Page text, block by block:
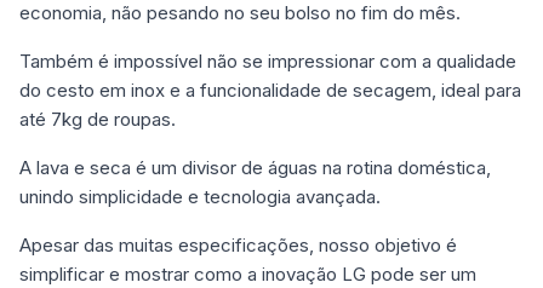
economia, não pesando no seu bolso no fim do mês.
Também é impossível não se impressionar com a qualidade
do cesto em inox e a funcionalidade de secagem, ideal para
até 7kg de roupas.
A lava e seca é um divisor de águas na rotina doméstica,
unindo simplicidade e tecnologia avançada.
Apesar das muitas especificações, nosso objetivo é
simplificar e mostrar como a inovação LG pode ser um